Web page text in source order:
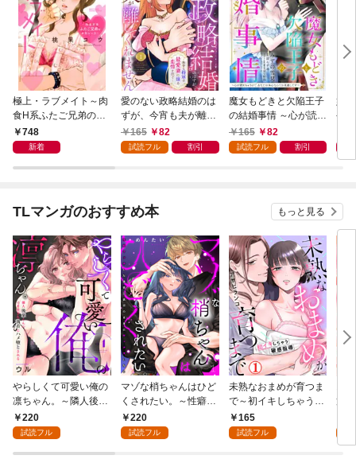
極上・ラブメイト～肉
食H系ふたご兄弟のお
気にいり～
748
新着
愛のない政略結婚のは
ずが、今宵も夫が離し
てくれません～無骨な
将軍は最愛妻に滾る恋
165 82
試読フル 割引
魔女もどきと欠陥王子
の結婚事情 ～心が読め
ちゃうので、あなたの
本心なんてお見通しで
165 82
試読フル 割引
婚
や
た
TLマンガのおすすめ本 もっと見る
やらしくて可愛い俺の
凛ちゃん。～隣人後輩
くんのイキすぎた執着
にハメ堕とされる～(1)
220
試読フル
マゾな梢ちゃんはひど
くされたい。～性癖マ
ッチした後輩と欲望の
ままにセックスしたら
220
試読フル
未熟なおまめが育つま
で～初イキしちゃう敏
感指導～1
165
試読フル
筋
1【
付